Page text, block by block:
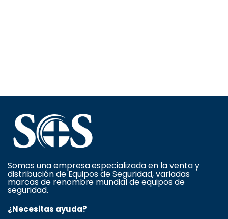
Somos una empresa especializada en la venta y
distribución de Equipos de Seguridad, variadas
marcas de renombre mundial de equipos de
seguridad.
¿Necesitas ayuda?